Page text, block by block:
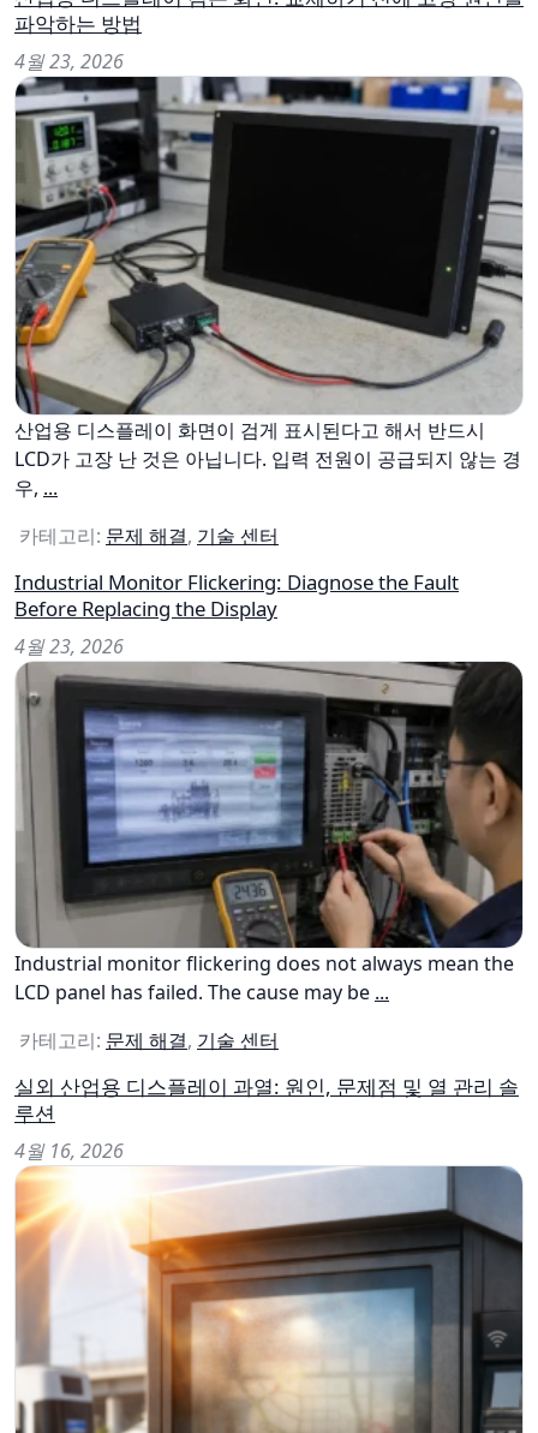
파악하는 방법
4월 23, 2026
산업용 디스플레이 화면이 검게 표시된다고 해서 반드시
LCD가 고장 난 것은 아닙니다. 입력 전원이 공급되지 않는 경
우, ...
카테고리: 문제 해결, 기술 센터
Industrial Monitor Flickering: Diagnose the Fault
Before Replacing the Display
4월 23, 2026
Industrial monitor flickering does not always mean the
LCD panel has failed. The cause may be ...
카테고리: 문제 해결, 기술 센터
실외 산업용 디스플레이 과열: 원인, 문제점 및 열 관리 솔
루션
4월 16, 2026